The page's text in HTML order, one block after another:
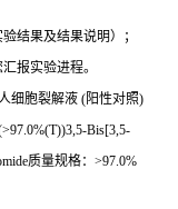
结果及结果说明）；
报实验进程。
细胞裂解液 (阳性对照)
Bis[3,5-
质量规格： >97.0%